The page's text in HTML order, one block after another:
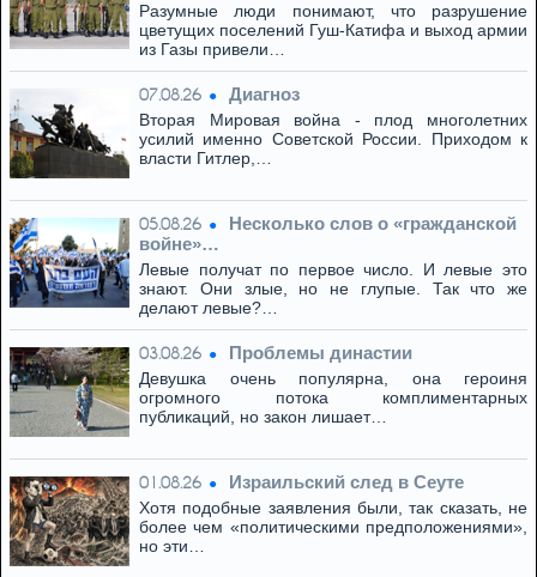
Разумные люди понимают, что разрушение
цветущих поселений Гуш-Катифа и выход армии
из Газы привели…
07.08.26 Диагноз
Вторая Мировая война - плод многолетних
усилий именно Советской России. Приходом к
власти Гитлер,…
05.08.26
Несколько слов о «гражданской
войне»…
Левые получат по первое число. И левые это
знают. Они злые, но не глупые. Так что же
делают левые?…
03.08.26 Проблемы династии
Девушка очень популярна, она героиня
огромного потока комплиментарных
публикаций, но закон лишает…
01.08.26 Израильский след в Сеуте
Хотя подобные заявления были, так сказать, не
более чем «политическими предположениями»,
но эти…